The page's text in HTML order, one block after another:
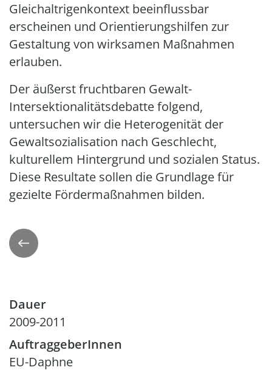
Gleichaltrigenkontext beeinflussbar
erscheinen und Orientierungshilfen zur
Gestaltung von wirksamen Maßnahmen
erlauben.
Der äußerst fruchtbaren Gewalt-
Intersektionalitätsdebatte folgend,
untersuchen wir die Heterogenität der
Gewaltsozialisation nach Geschlecht,
kulturellem Hintergrund und sozialen Status.
Diese Resultate sollen die Grundlage für
gezielte Fördermaßnahmen bilden.
Zurück
Dauer
2009-2011
AuftraggeberInnen
EU-Daphne